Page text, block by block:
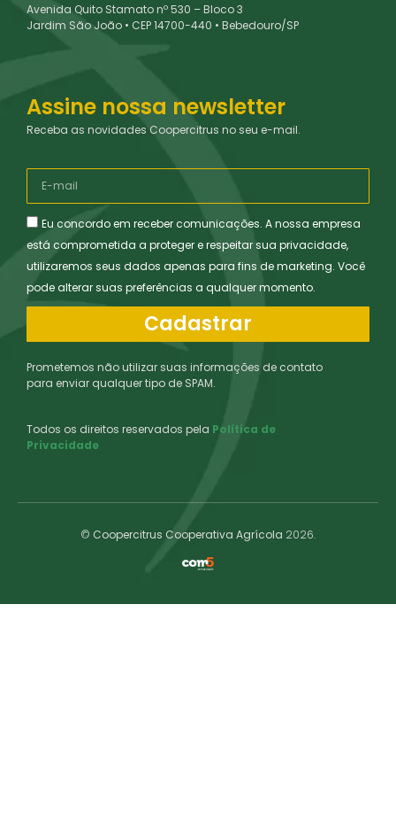
Avenida Quito Stamato nº 530 – Bloco 3
Jardim São João • CEP 14700-440 • Bebedouro/SP
Assine nossa newsletter
Receba as novidades Coopercitrus no seu e-mail.
Eu concordo em receber comunicações. A nossa empresa
está comprometida a proteger e respeitar sua privacidade,
utilizaremos seus dados apenas para fins de marketing. Você
pode alterar suas preferências a qualquer momento.
Cadastrar
Prometemos não utilizar suas informações de contato
para enviar qualquer tipo de SPAM.
Todos os direitos reservados pela Política de
Privacidade
© Coopercitrus Cooperativa Agrícola 2026.